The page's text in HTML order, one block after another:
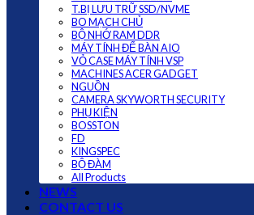
T.BỊ LƯU TRỮ SSD/NVME
BO MẠCH CHỦ
BỘ NHỚ RAM DDR
MÁY TÍNH ĐỂ BÀN AIO
VỎ CASE MÁY TÍNH VSP
MACHINES ACER GADGET
NGUỒN
CAMERA SKYWORTH SECURITY
PHỤ KIỆN
BOSSTON
FD
KINGSPEC
BỘ ĐÀM
All Products
NEWS
CONTACT US